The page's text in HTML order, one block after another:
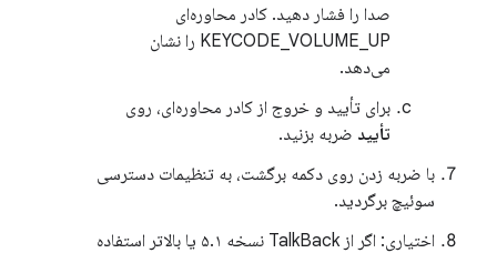
صدا را فشار دهید. کادر محاوره‌ای
KEYCODE_VOLUME_UP را نشان
می‌دهد.
برای تأیید و خروج از کادر محاوره‌ای، روی
تأیید ضربه بزنید.
با ضربه زدن روی دکمه برگشت، به تنظیمات دسترسی
سوئیچ برگردید.
اختیاری: اگر از TalkBack نسخه ۵.۱ یا بالاتر استفاده